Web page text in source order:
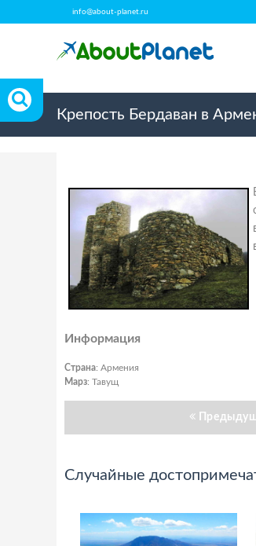
info@about-planet.ru
Крепость Бердаван в
Информация
Страна: Армения
Марз: Тавущ
Случайные